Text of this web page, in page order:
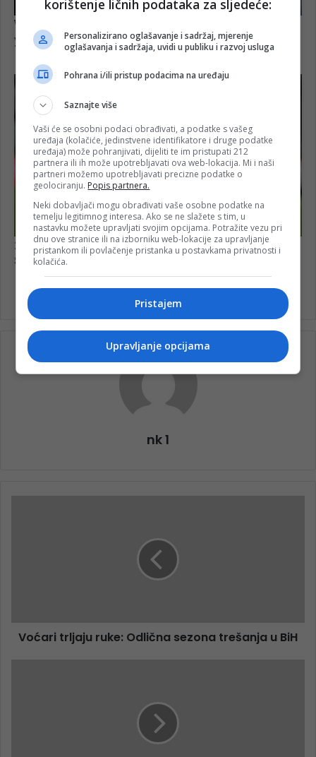
nk 1
Voćari trljaju ruke: Odlična sezona trešanja u BiH
korištenje ličnih podataka za sljedeće:
Personalizirano oglašavanje i sadržaj, mjerenje
oglašavanja i sadržaja, uvidi u publiku i razvoj usluga
Pohrana i/ili pristup podacima na uređaju
Saznajte više
Vaši će se osobni podaci obrađivati, a podatke s vašeg
uređaja (kolačiće, jedinstvene identifikatore i druge podatke
uređaja) može pohranjivati, dijeliti te im pristupati 212
partnera ili ih može upotrebljavati ova web-lokacija. Mi i naši
partneri možemo upotrebljavati precizne podatke o
geolociranju. Popis partnera.
Neki dobavljači mogu obrađivati vaše osobne podatke na
temelju legitimnog interesa. Ako se ne slažete s tim, u
nastavku možete upravljati svojim opcijama. Potražite vezu pri
dnu ove stranice ili na izborniku web-lokacije za upravljanje
pristankom ili povlačenje pristanka u postavkama privatnosti i
kolačića.
Pristajem
Upravljanje opcijama